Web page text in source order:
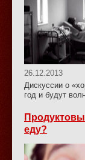
26.12.2013
Дискуссии о
год и будут
еду?